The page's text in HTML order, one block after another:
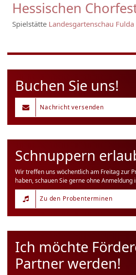
Hessischen
Spielstätte Landesgartenschau Fulda
Buchen Sie uns!
Nachricht versenden
Schnuppern
Wir treffen uns wöchentlich am Freitag zur
haben, schauen Sie gerne ohne Anmeldung
Zu den Probenterminen
Ich möchte
Partner werden!